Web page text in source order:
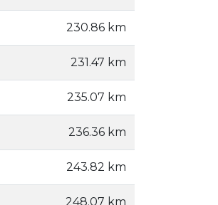
230.86 km
231.47 km
235.07 km
236.36 km
243.82 km
248.07 km